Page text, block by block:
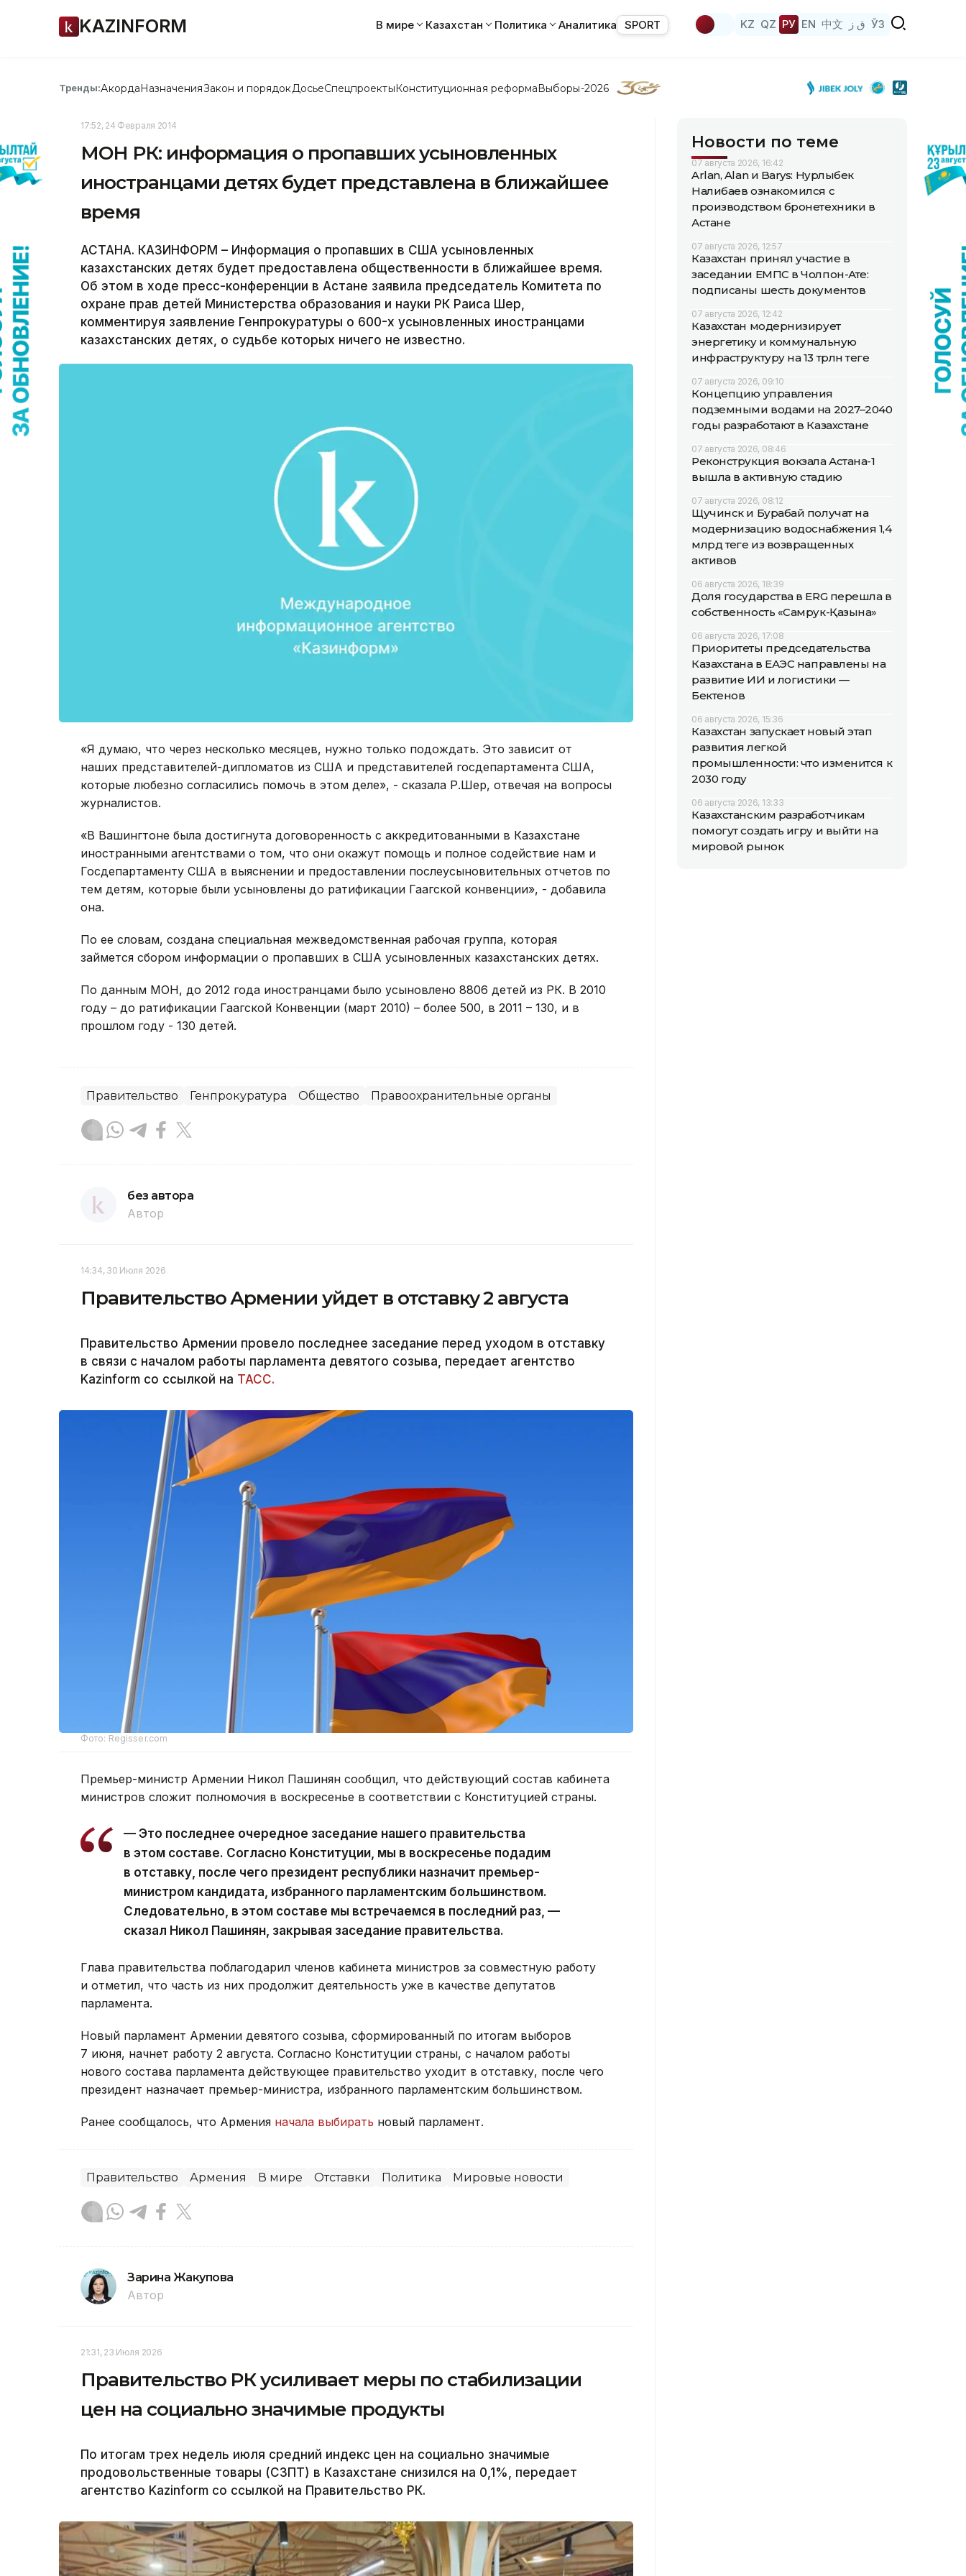
KAZINFORM В мире Казахстан Политика Аналитика SPORT KZ QZ РУ EN 中文 ق ز ЎЗ
Тренды:АкордаНазначенияЗакон и порядок ДосьеСпецпроектыКонституционная реформаВыборы-2026
17:52, 24 Февраля 2014
МОН РК: информация о пропавших усыновленных
иностранцами детях будет представлена в ближайшее
время
АСТАНА. КАЗИНФОРМ – Информация о пропавших в США усыновленных
казахстанских детях будет предоставлена общественности в ближайшее время.
Об этом в ходе пресс-конференции в Астане заявила председатель Комитета по
охране прав детей Министерства образования и науки РК Раиса Шер,
комментируя заявление Генпрокуратуры о 600-х усыновленных иностранцами
казахстанских детях, о судьбе которых ничего не известно.
«Я думаю, что через несколько месяцев, нужно только подождать. Это зависит от
наших представителей-дипломатов из США и представителей госдепартамента США,
которые любезно согласились помочь в этом деле», - сказала Р.Шер, отвечая на вопросы
журналистов.
«В Вашингтоне была достигнута договоренность с аккредитованными в Казахстане
иностранными агентствами о том, что они окажут помощь и полное содействие нам и
Госдепартаменту США в выяснении и предоставлении послеусыновительных отчетов по
тем детям, которые были усыновлены до ратификации Гаагской конвенции», - добавила
она.
По ее словам, создана специальная межведомственная рабочая группа, которая
займется сбором информации о пропавших в США усыновленных казахстанских детях.
По данным МОН, до 2012 года иностранцами было усыновлено 8806 детей из РК. В 2010
году – до ратификации Гаагской Конвенции (март 2010) – более 500, в 2011 – 130, и в
прошлом году - 130 детей.
Правительство Генпрокуратура Общество Правоохранительные органы
без автора
Автор
14:34, 30 Июля 2026
Правительство Армении уйдет в отставку 2 августа
Правительство Армении провело последнее заседание перед уходом в отставку
в связи с началом работы парламента девятого созыва, передает агентство
Kazinform со ссылкой на ТАСС.
Фото: Regisser.com
Премьер-министр Армении Никол Пашинян сообщил, что действующий состав кабинета
министров сложит полномочия в воскресенье в соответствии с Конституцией страны.
— Это последнее очередное заседание нашего правительства
в этом составе. Согласно Конституции, мы в воскресенье подадим
в отставку, после чего президент республики назначит премьер-
министром кандидата, избранного парламентским большинством.
Следовательно, в этом составе мы встречаемся в последний раз, —
сказал Никол Пашинян, закрывая заседание правительства.
Глава правительства поблагодарил членов кабинета министров за совместную работу
и отметил, что часть из них продолжит деятельность уже в качестве депутатов
парламента.
Новый парламент Армении девятого созыва, сформированный по итогам выборов
7 июня, начнет работу 2 августа. Согласно Конституции страны, с началом работы
нового состава парламента действующее правительство уходит в отставку, после чего
президент назначает премьер-министра, избранного парламентским большинством.
Ранее сообщалось, что Армения начала выбирать новый парламент.
Правительство Армения В мире Отставки Политика Мировые новости
Зарина Жакупова
Автор
21:31, 23 Июля 2026
Правительство РК усиливает меры по стабилизации
цен на социально значимые продукты
По итогам трех недель июля средний индекс цен на социально значимые
продовольственные товары (СЗПТ) в Казахстане снизился на 0,1%, передает
агентство Kazinform со ссылкой на Правительство РК.
Новости по теме
07 августа 2026, 16:42
Arlan, Alan и Barys: Нурлыбек
Налибаев ознакомился с
производством бронетехники в
Астане
07 августа 2026, 12:57
Казахстан принял участие в
заседании ЕМПС в Чолпон-Ате:
подписаны шесть документов
07 августа 2026, 12:42
Казахстан модернизирует
энергетику и коммунальную
инфраструктуру на 13 трлн теңге
07 августа 2026, 09:10
Концепцию управления
подземными водами на 2027–2040
годы разработают в Казахстане
07 августа 2026, 08:46
Реконструкция вокзала Астана-1
вышла в активную стадию
07 августа 2026, 08:12
Щучинск и Бурабай получат на
модернизацию водоснабжения 1,4
млрд теңге из возвращенных
активов
06 августа 2026, 18:39
Доля государства в ERG перешла в
собственность «Самрук-Қазына»
06 августа 2026, 17:08
Приоритеты председательства
Казахстана в ЕАЭС направлены на
развитие ИИ и логистики —
Бектенов
06 августа 2026, 15:36
Казахстан запускает новый этап
развития легкой
промышленности: что изменится к
2030 году
06 августа 2026, 13:33
Казахстанским разработчикам
помогут создать игру и выйти на
мировой рынок